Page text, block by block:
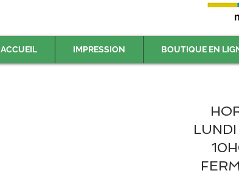
ACCUEIL IMPRESSION BOUTIQUE EN